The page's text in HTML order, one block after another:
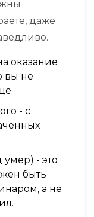
даже
оказание
вы не
- с
- это
быть
а не